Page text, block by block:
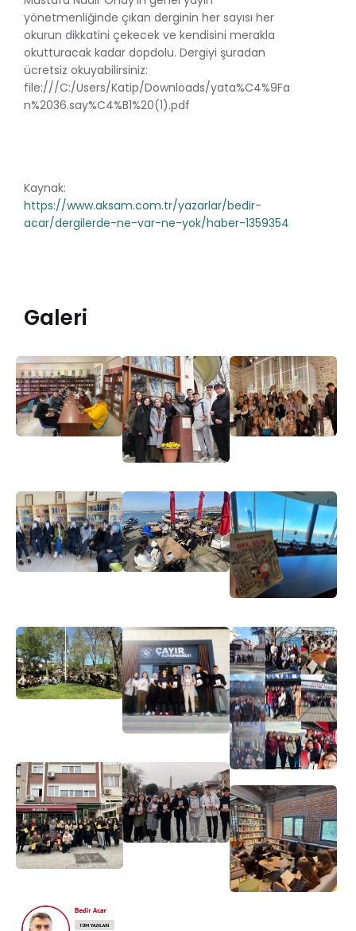
yönetmenliğinde çıkan derginin her sayısı her
okurun dikkatini çekecek ve kendisini merakla
okutturacak kadar dopdolu. Dergiyi şuradan
ücretsiz okuyabilirsiniz:
file:///C:/Users/Katip/Downloads/yata%C4%9Fa
n%2036.say%C4%B1%20(1).pdf
Kaynak:
https://www.aksam.com.tr/yazarlar/bedir-
acar/dergilerde-ne-var-ne-yok/haber-1359354
Galeri